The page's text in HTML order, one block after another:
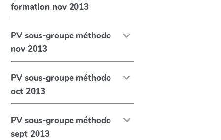
formation nov 2013
PV sous-groupe méthodo
nov 2013
PV sous-groupe méthodo
oct 2013
PV sous-groupe méthodo
sept 2013